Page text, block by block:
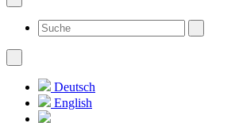
Deutsch
English